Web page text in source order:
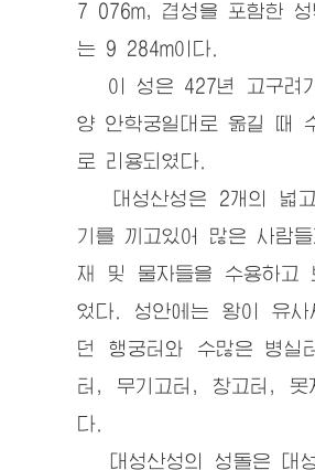
7 076m, 겹성을 포함한 성
는 9 284m이다.
이 성은 427년 고구려
양 안학궁일대로 옮길 때
로 리용되였다.
대성산성은 2개의 넓
기를 끼고있어 많은 사람
재 및 물자들을 수용하고
었다. 성안에는 왕이 유사
던 행궁터와 수많은 병실
터, 무기고터, 창고터, 못
다.
대성산성의 성돌은 대